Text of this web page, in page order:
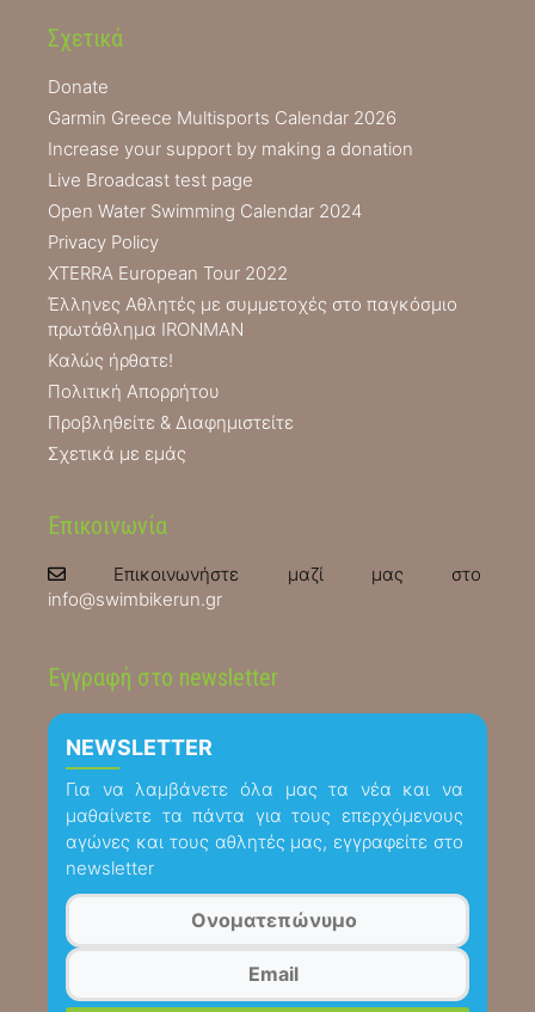
Σχετικά
Donate
Garmin Greece Multisports Calendar 2026
Increase your support by making a donation
Live Broadcast test page
Open Water Swimming Calendar 2024
Privacy Policy
XTERRA European Tour 2022
Έλληνες Αθλητές με συμμετοχές στο παγκόσμιο
πρωτάθλημα IRONMAN
Καλώς ήρθατε!
Πολιτική Απορρήτου
Προβληθείτε & Διαφημιστείτε
Σχετικά με εμάς
Επικοινωνία
Επικοινωνήστε μαζί μας στο
info@swimbikerun.gr
Εγγραφή στο newsletter
NEWSLETTER
Για να λαμβάνετε όλα μας τα νέα και να
μαθαίνετε τα πάντα για τους επερχόμενους
αγώνες και τους αθλητές μας, εγγραφείτε στο
newsletter